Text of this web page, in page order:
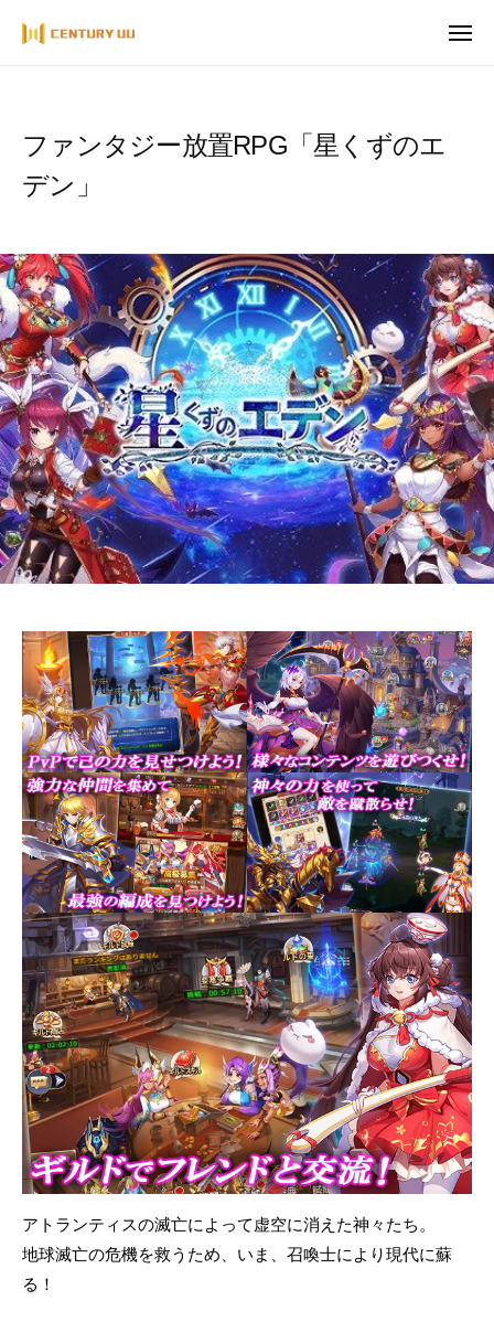
ッ
プ
メ
ファンタジー放置RPG「星くずのエ
デン」
アトランティスの滅亡によって虚空に消えた神々たち。
地球滅亡の危機を救うため、いま、召喚士により現代に蘇
る！